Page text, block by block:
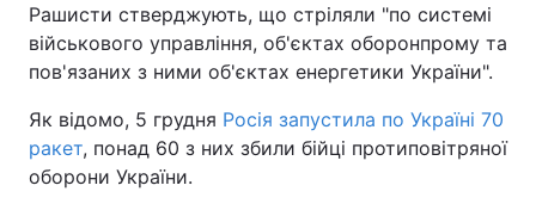
Рашисти стверджують, що стріляли "по системі
військового управління, об'єктах оборонпрому та
пов'язаних з ними об'єктах енергетики України".
Як відомо, 5 грудня Росія запустила по Україні 70
ракет, понад 60 з них збили бійці протиповітряної
оборони України.